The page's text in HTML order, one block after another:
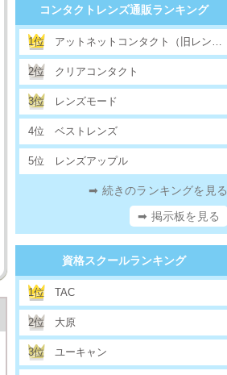
コンタクトレンズ通販ランキング
1位 アットネットコンタクト（旧レンズクラス）
2位 クリアコンタクト
3位 レンズモード
4位 ベストレンズ
5位 レンズアップル
➡ 続きのランキングを見る
➡ 掲示板を見る
資格スクールランキング
1位 TAC
2位 大原
3位 ユーキャン